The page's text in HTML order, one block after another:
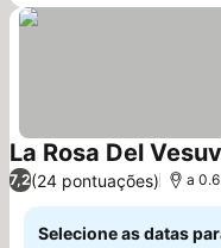
La Rosa Del
7,2(24 pontuações) a
Selecione as datas